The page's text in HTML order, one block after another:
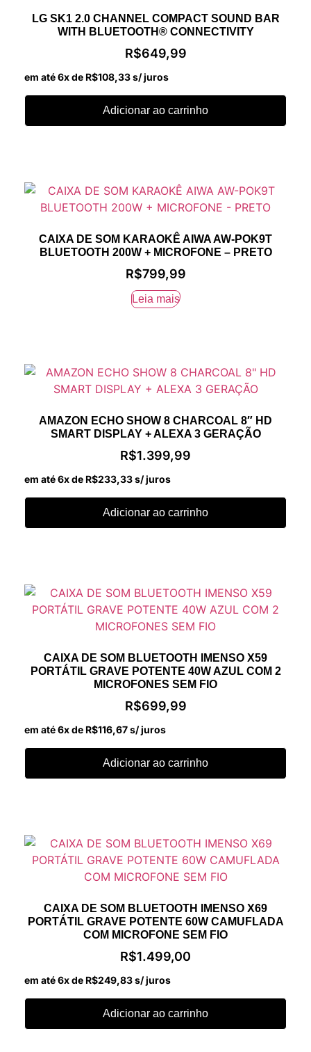
LG SK1 2.0 CHANNEL COMPACT SOUND BAR
WITH BLUETOOTH® CONNECTIVITY
R$649,99
em até 6x de R$108,33s/ juros
Adicionar ao carrinho
CAIXA DE SOM KARAOKÊ AIWA AW-POK9T
BLUETOOTH 200W + MICROFONE – PRETO
R$799,99
Leia mais
AMAZON ECHO SHOW 8 CHARCOAL 8″ HD
SMART DISPLAY + ALEXA 3 GERAÇÃO
R$1.399,99
em até 6x de R$233,33s/ juros
Adicionar ao carrinho
CAIXA DE SOM BLUETOOTH IMENSO X59
PORTÁTIL GRAVE POTENTE 40W AZUL COM 2
MICROFONES SEM FIO
R$699,99
em até 6x de R$116,67s/ juros
Adicionar ao carrinho
CAIXA DE SOM BLUETOOTH IMENSO X69
PORTÁTIL GRAVE POTENTE 60W CAMUFLADA
COM MICROFONE SEM FIO
R$1.499,00
em até 6x de R$249,83s/ juros
Adicionar ao carrinho